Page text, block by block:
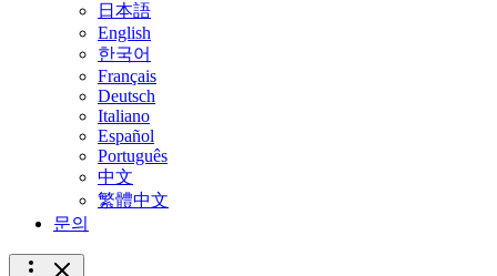
日本語
English
한국어
Français
Deutsch
Italiano
Español
Português
中文
繁體中文
문의